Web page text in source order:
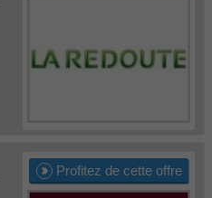
Profitez de cette offre